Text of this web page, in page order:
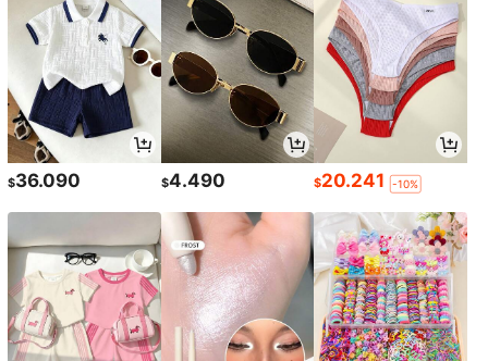
$36.090 $4.490 $20.241 -10%